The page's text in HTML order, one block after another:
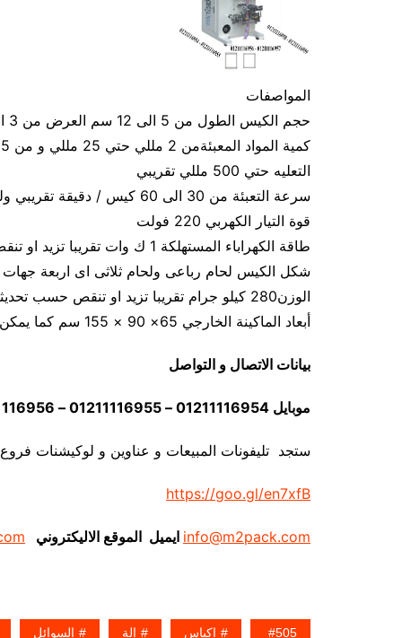
المواصفات
حجم الكيس الطول من 5 الى 12 سم العرض من 3 الى 9 سم تقريبي و يمكن التعديل في الطول و العرض
التعليه حتي 500 مللي تقريبي
سرعة التعبئة من 30 الى 60 كيس / دقيقة تقريبي ولمادة الكيس اعتبار في سرعة التعبئة
قوة التيار الكهربي 220 فولت
طاقة الكهراباء المستهلكة 1 ك وات تقريبا تزيد او تنقص حسب تحديثات الماكينة
شكل الكيس لحام رباعى ولحام ثلاثى اى اربعة
الوزن280 كيلو جرام تقريبا تزيد او تنقص حسب تحديثات الماكينة
أبعاد الماكينة الخارجي 65× 90 × 155 سم كما يمكن فك الماكينة و تركيبها في اي مكان
بيانات الاتصال و التواصل
موبايل 01211116954 – 01211116955 – 01211116956 – 01211116957 – 01211116958
ستجد تليفونات المبيعات و عناوين و لوكيشنات
https://goo.gl/en7xfB
info@m2pack.com ايميل الموقع الاليكتروني
505 اكياس الة السوائل